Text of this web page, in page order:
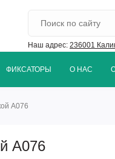
Наш адрес: 236001
ФИКСАТОРЫ О НАС
А076
А076